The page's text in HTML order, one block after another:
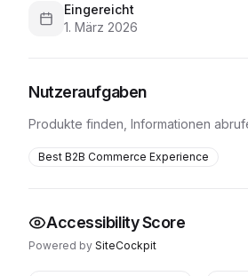
Eingereicht
1. März 2026
Nutzeraufgaben
Produkte finden, Informationen
Best B2B Commerce Experience
Accessibility Score
Powered by SiteCockpit